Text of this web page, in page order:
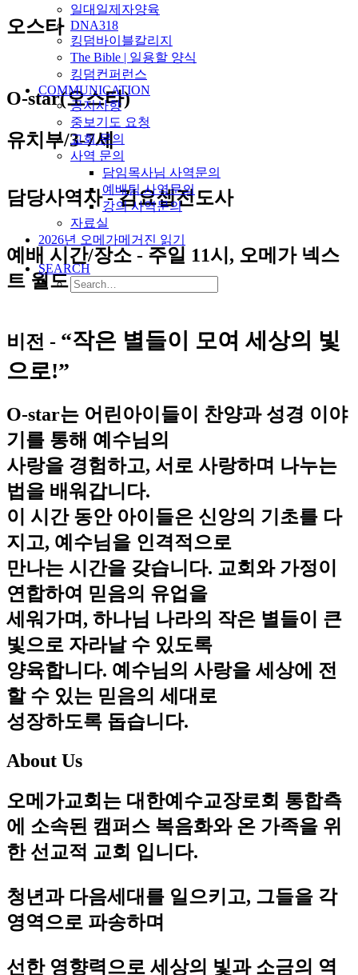
일대일제자양육
DNA318
킹덤바이블칼리지
The Bible | 일용할 양식
킹덤컨퍼런스
COMMUNICATION
공지사항
중보기도 요청
교회 문의
사역 문의
담임목사님 사역문의
예배팀 사역문의
강의 사역문의
자료실
2026년 오메가메거진 읽기
SEARCH
오스타
O-star(오스타)
유치부/3-7세
담당사역자 - 김요셉전도사
예배 시간/장소 - 주일 11시, 오메가 넥스
트 월드
비전 - “작은 별들이 모여 세상의 빛
으로!”
O-star는 어린아이들이 찬양과 성경 이야
기를 통해 예수님의
사랑을 경험하고, 서로 사랑하며 나누는
법을 배워갑니다.
이 시간 동안 아이들은 신앙의 기초를 다
지고, 예수님을 인격적으로
만나는 시간을 갖습니다. 교회와 가정이
연합하여 믿음의 유업을
세워가며, 하나님 나라의 작은 별들이 큰
빛으로 자라날 수 있도록
양육합니다. 예수님의 사랑을 세상에 전
할 수 있는 믿음의 세대로
성장하도록 돕습니다.
About Us
오메가교회는 대한예수교장로회 통합측
에 소속된 캠퍼스 복음화와 온 가족을 위
한 선교적 교회 입니다.
청년과 다음세대를 일으키고, 그들을 각
영역으로 파송하며
선한 영향력으로 세상의 빛과 소금의 역